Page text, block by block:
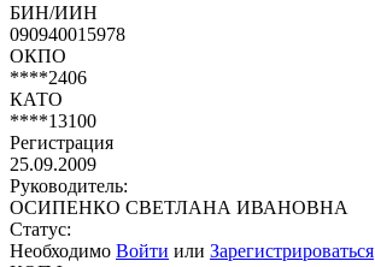
БИН/ИИН
090940015978
ОКПО
****2406
КАТО
****13100
Регистрация
25.09.2009
Руководитель:
ОСИПЕНКО СВЕТЛАНА ИВАНОВНА
Статус:
Необходимо Войти или Зарегистрироваться